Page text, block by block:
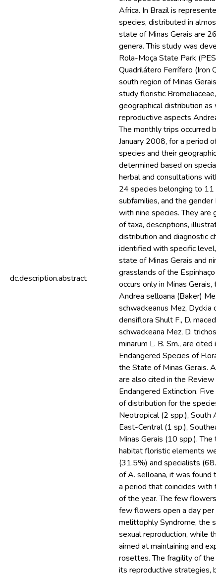
dc.description.abstract
Africa. In Brazil is
species, distributed in
state of Minas Gerais are
genera. This study was
Rola-Moça State Park
Quadrilátero Ferrífero (Iron
south region of Minas
study floristic Bromeliaceae,
geographical distribution as
reproductive aspects Andrea
The monthly trips occurred
January 2008, for a period of
species and their
determined based on
herbal and consultations
24 species belonging to 11
subfamilies, and the gender
with nine species. They are
of taxa, descriptions,
distribution and diagnostic
identified with specific level,
state of Minas Gerais and
grasslands of the Espinhaço
occurs only in Minas Gerais,
Andrea selloana (Baker)
schwackeanus Mez, Dyckia
densiflora Shult F., D.
schwackeana Mez, D.
minarum L. B. Sm., are cited
Endangered Species of Flora
the State of Minas Gerais. A.
are also cited in the Review
Endangered Extinction. Five
of distribution for the species
Neotropical (2 spp.), South
East-Central (1 sp.),
Minas Gerais (10 spp.). The
habitat floristic elements
(31.5%) and specialists
of A. selloana, it was found
a period that coincides with
of the year. The few flowers
few flowers open a day per
melittophly Syndrome, the
sexual reproduction, while
aimed at maintaining and
rosettes. The fragility of the
its reproductive strategies,